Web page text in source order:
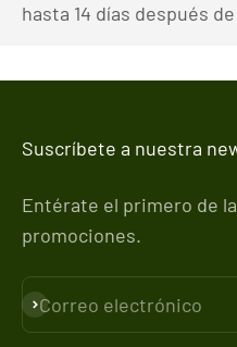
hasta 14 días después
Suscríbete a nuestra
Entérate el primero de
promociones.
Correo electrónico
Suscribirse